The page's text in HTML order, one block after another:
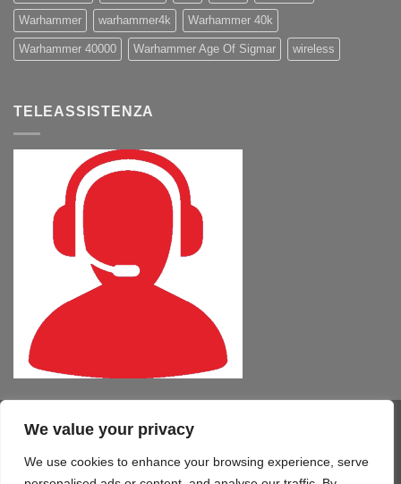
We value your privacy
We use cookies to enhance your browsing experience, serve
Warhammer warhammer4k Warhammer 40k
Warhammer 40000 Warhammer Age Of Sigmar wireless
TELEASSISTENZA
Visa PayPal MasterCard
Delivery
COMPUTER – TABLET – SMARTPHONE SOFTWARE
SERVIZI
STAMPA 3D
TELEFONIA CONTATTI